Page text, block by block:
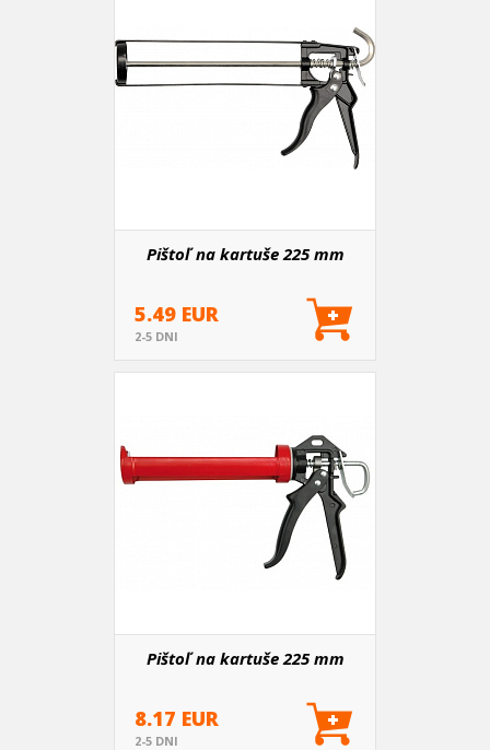
Pištoľ na kartuše 225 mm
5.49 EUR
2-5 DNI
Pištoľ na kartuše 225 mm
8.17 EUR
2-5 DNI